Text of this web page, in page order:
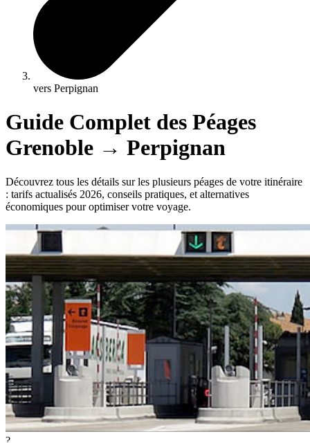
vers Perpignan
Guide Complet des Péages
Grenoble → Perpignan
Découvrez tous les détails sur les plusieurs péages de votre itinéraire
: tarifs actualisés 2026, conseils pratiques, et alternatives
économiques pour optimiser votre voyage.
?